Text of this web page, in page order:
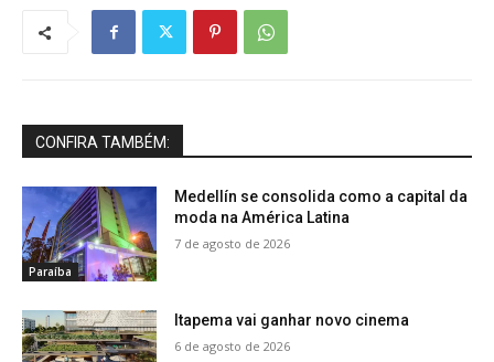
CONFIRA TAMBÉM:
Paraíba
Medellín se consolida como a capital da
moda na América Latina
7 de agosto de 2026
Itapema vai ganhar novo cinema
6 de agosto de 2026